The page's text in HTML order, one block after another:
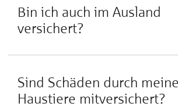
Bin ich auch im Ausland
versichert?
Sind Schäden durch meine
Haustiere mitversichert?